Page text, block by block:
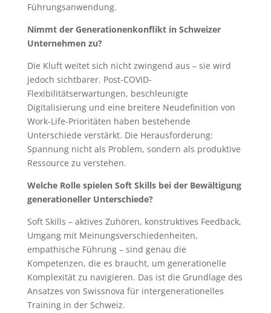
Führungsanwendung.
Nimmt der Generationenkonflikt in Schweizer
Unternehmen zu?
Die Kluft weitet sich nicht zwingend aus – sie wird
jedoch sichtbarer. Post-COVID-
Flexibilitätserwartungen, beschleunigte
Digitalisierung und eine breitere Neudefinition von
Work-Life-Prioritäten haben bestehende
Unterschiede verstärkt. Die Herausforderung:
Spannung nicht als Problem, sondern als produktive
Ressource zu verstehen.
Welche Rolle spielen Soft Skills bei der Bewältigung
generationeller Unterschiede?
Soft Skills – aktives Zuhören, konstruktives Feedback,
Umgang mit Meinungsverschiedenheiten,
empathische Führung – sind genau die
Kompetenzen, die es braucht, um generationelle
Komplexität zu navigieren. Das ist die Grundlage des
Ansatzes von Swissnova für intergenerationelles
Training in der Schweiz.